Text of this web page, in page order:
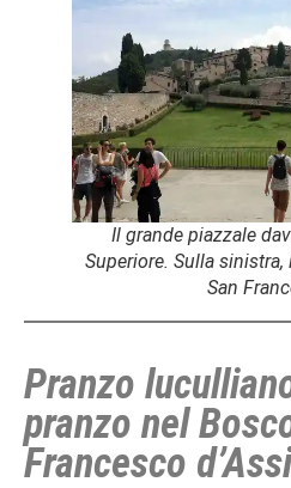
Il grande piazzale
Superiore. Sulla sinistra,
San
Pranzo
pranzo nel
Francesco